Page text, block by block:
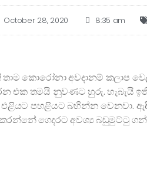
October 28, 2020 8:35 am
කොරෝනා අවදානම් කලාප
එක තමයි නුවණට හුරු. හැබැයි
පහළියට බහින්න වෙනවා.
ගෙදරට අවශ්‍ය බඩුමුට්ටු